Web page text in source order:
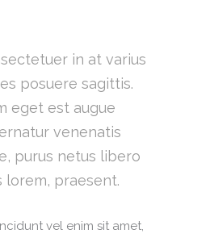
in at varius
posuere sagittis.
eget est augue
venenatis
purus netus libero
lorem, praesent.
vel enim sit amet,